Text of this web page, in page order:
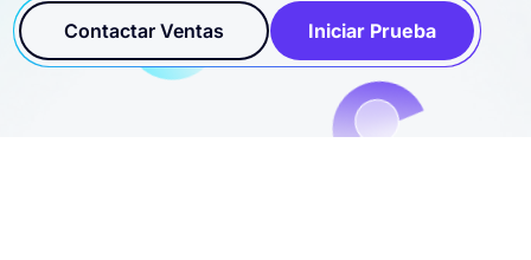
flexible y operaciones empresariales escalables.
Contactar Ventas Iniciar Prueba